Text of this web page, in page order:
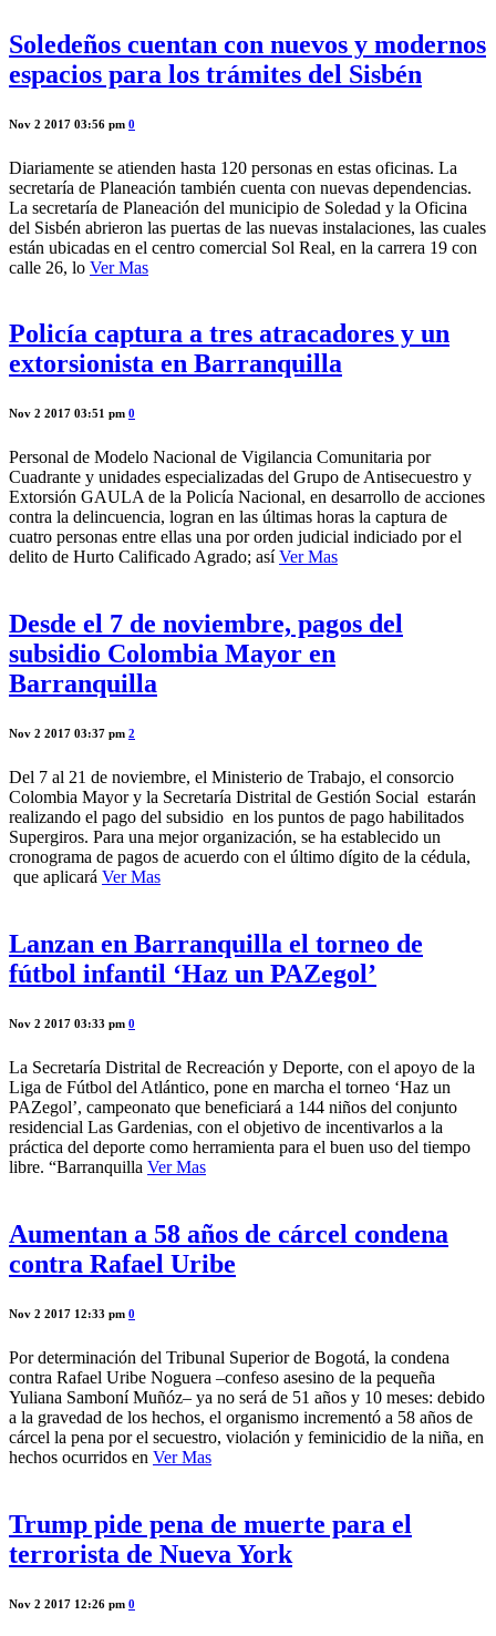
Soledeños cuentan con nuevos y modernos
espacios para los trámites del Sisbén
Nov 2 2017 03:56 pm 0
Diariamente se atienden hasta 120 personas en estas oficinas. La
secretaría de Planeación también cuenta con nuevas dependencias.
La secretaría de Planeación del municipio de Soledad y la Oficina
del Sisbén abrieron las puertas de las nuevas instalaciones, las cuales
están ubicadas en el centro comercial Sol Real, en la carrera 19 con
calle 26, lo Ver Mas
Policía captura a tres atracadores y un
extorsionista en Barranquilla
Nov 2 2017 03:51 pm 0
Personal de Modelo Nacional de Vigilancia Comunitaria por
Cuadrante y unidades especializadas del Grupo de Antisecuestro y
Extorsión GAULA de la Policía Nacional, en desarrollo de acciones
contra la delincuencia, logran en las últimas horas la captura de
cuatro personas entre ellas una por orden judicial indiciado por el
delito de Hurto Calificado Agrado; asíVer Mas
Desde el 7 de noviembre, pagos del
subsidio Colombia Mayor en
Barranquilla
Nov 2 2017 03:37 pm 2
Del 7 al 21 de noviembre, el Ministerio de Trabajo, el consorcio
Colombia Mayor y la Secretaría Distrital de Gestión Social estarán
realizando el pago del subsidio en los puntos de pago habilitados
Supergiros. Para una mejor organización, se ha establecido un
cronograma de pagos de acuerdo con el último dígito de la cédula,
que aplicará Ver Mas
Lanzan en Barranquilla el torneo de
fútbol infantil ‘Haz un PAZegol’
Nov 2 2017 03:33 pm 0
La Secretaría Distrital de Recreación y Deporte, con el apoyo de la
Liga de Fútbol del Atlántico, pone en marcha el torneo ‘Haz un
PAZegol’, campeonato que beneficiará a 144 niños del conjunto
residencial Las Gardenias, con el objetivo de incentivarlos a la
práctica del deporte como herramienta para el buen uso del tiempo
libre. “Barranquilla Ver Mas
Aumentan a 58 años de cárcel condena
contra Rafael Uribe
Nov 2 2017 12:33 pm 0
Por determinación del Tribunal Superior de Bogotá, la condena
contra Rafael Uribe Noguera –confeso asesino de la pequeña
Yuliana Samboní Muñóz– ya no será de 51 años y 10 meses: debido
a la gravedad de los hechos, el organismo incrementó a 58 años de
cárcel la pena por el secuestro, violación y feminicidio de la niña, en
hechos ocurridos en Ver Mas
Trump pide pena de muerte para el
terrorista de Nueva York
Nov 2 2017 12:26 pm 0